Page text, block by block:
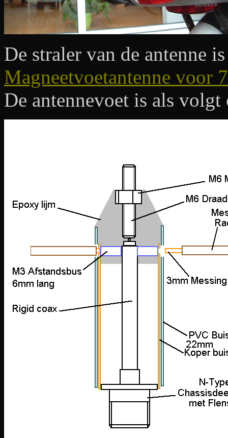
De straler van de antenne
Magneetvoetantenne voor
De antennevoet is als